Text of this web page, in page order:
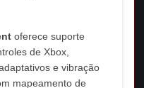
oferece suporte
de Xbox,
e vibração
mapeamento de